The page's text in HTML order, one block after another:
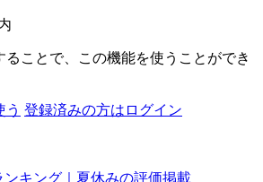
ることで、この機能を使うことができ
う 登録済みの方はログイン
キング｜夏休みの評価掲載